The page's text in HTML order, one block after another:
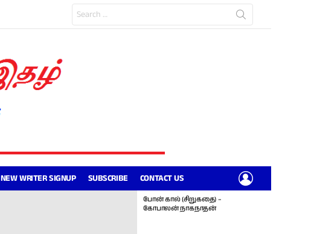
for:
NEW WRITER SIGNUP SUBSCRIBE CONTACT US
போன் கால் (சிறுகதை) –
கோபாலன் நாகநாதன்